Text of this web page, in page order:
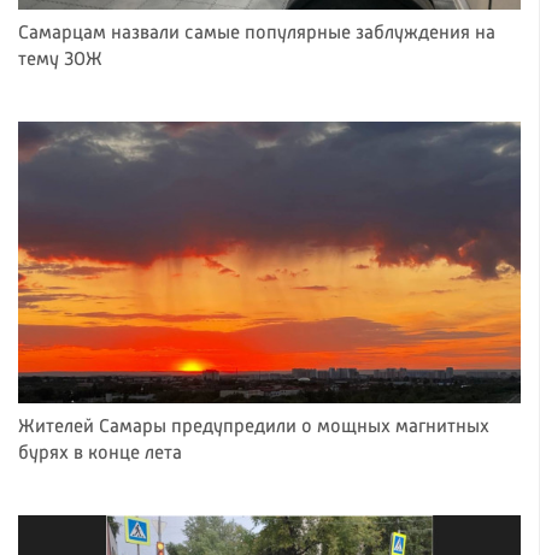
Самарцам назвали самые популярные заблуждения на
тему ЗОЖ
Жителей Самары предупредили о мощных магнитных
бурях в конце лета